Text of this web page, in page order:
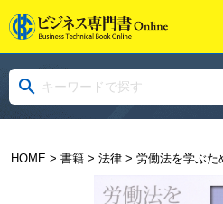
HOME> 書籍> 法律> 労働法を学ぶた